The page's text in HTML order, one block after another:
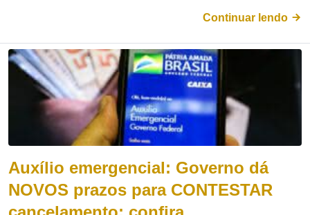
Continuar lendo
Auxílio emergencial: Governo dá
NOVOS prazos para CONTESTAR